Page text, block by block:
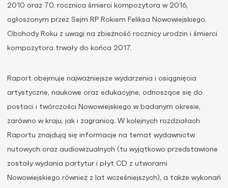
2010 oraz 70. rocznica śmierci kompozytora w 2016,
ogłoszonym przez Sejm RP Rokiem Feliksa Nowowiejskiego.
Obchody Roku z uwagi na zbieżność rocznicy urodzin i śmierci
kompozytora trwały do końca 2017.
Raport obejmuje najważniejsze wydarzenia i osiągnięcia
artystyczne, naukowe oraz edukacyjne, odnoszące się do
postaci i twórczości Nowowiejskiego w badanym okresie,
zarówno w kraju, jak i zagranicą. W kolejnych rozdziałach
Raportu znajdują się informacje na temat wydawnictw
nutowych oraz audiowizualnych (tu wyjątkowo przedstawione
zostały wydania partytur i płyt CD z utworami
Nowowiejskiego również z lat wcześniejszych), a także wykonań